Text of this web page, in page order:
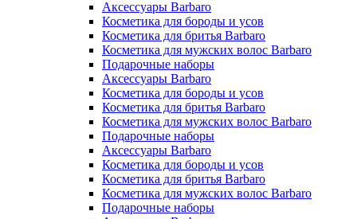
Аксессуары Barbaro
Косметика для бороды и усов
Косметика для бритья Barbaro
Косметика для мужских волос Barbaro
Подарочные наборы
Аксессуары Barbaro
Косметика для бороды и усов
Косметика для бритья Barbaro
Косметика для мужских волос Barbaro
Подарочные наборы
Аксессуары Barbaro
Косметика для бороды и усов
Косметика для бритья Barbaro
Косметика для мужских волос Barbaro
Подарочные наборы